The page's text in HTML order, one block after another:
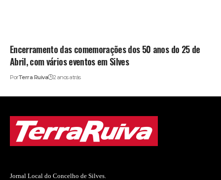
Encerramento das comemorações dos 50 anos do 25 de
Abril, com vários eventos em Silves
PorTerra Ruiva 2 anos atrás
Jornal Local do Concelho de Silves.